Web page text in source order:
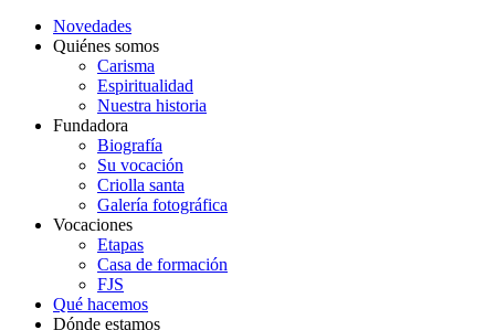
Novedades
Quiénes somos
Carisma
Espiritualidad
Nuestra historia
Fundadora
Biografía
Su vocación
Criolla santa
Galería fotográfica
Vocaciones
Etapas
Casa de formación
FJS
Qué hacemos
Dónde estamos